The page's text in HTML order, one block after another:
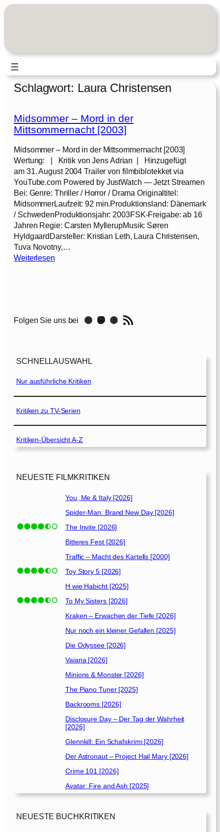
Zum
Schlagwort: Laura Christensen
Midsommer – Mord in der
Mittsommernacht [2003]
Midsommer – Mord in der Mittsommernacht [2003]
Wertung: | Kritik von Jens Adrian | Hinzugefügt
am 31. August 2004 Trailer von filmbiblotekket via
YouTube.com Powered by JustWatch — Jetzt Streamen
Bei: Genre: Thriller / Horror / Drama Originaltitel:
MidsommerLaufzeit: 92 min.Produktionsland: Dänemark
/ SchwedenProduktionsjahr: 2003FSK-Freigabe: ab 16
Jahren Regie: Carsten MyllerupMusik: Søren
HyldgaardDarsteller: Kristian Leth, Laura Christensen,
Tuva Novotny,…
Weiterlesen:
m
–
o
r
d
d
e
M
o
r
c
Folgen Sie uns bei Instagram Mastodon Threads RSS-Feed
SCHNELLAUSWAHL
Nur ausführliche Kritiken
Kritiken zu TV-Serien
Kritiken-Übersicht A-Z
NEUESTE FILMKRITIKEN
You, Me & Italy [2026]
Spider-Man: Brand New Day [2026]
The Invite [2026]
Bitteres Fest [2026]
Traffic – Macht des Kartells [2000]
Toy Story 5 [2026]
H wie Habicht [2025]
To My Sisters [2026]
Kraken – Erwachen der Tiefe [2026]
Nur noch ein kleiner Gefallen [2025]
Die Odyssee [2026]
Vaiana [2026]
Minions & Monster [2026]
The Piano Tuner [2025]
Backrooms [2026]
Disclosure Day – Der Tag der Wahrheit
[2026]
Glennkill: Ein Schafskrimi [2026]
Der Astronaut – Project Hail Mary [2026]
Crime 101 [2026]
Avatar: Fire and Ash [2025]
NEUESTE BUCHKRITIKEN